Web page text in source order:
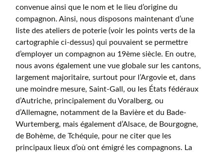
convenue ainsi que le nom et le lieu d’origine du
compagnon. Ainsi, nous disposons maintenant d’une
liste des ateliers de poterie (voir les points verts de la
cartographie ci-dessus) qui pouvaient se permettre
d’employer un compagnon au 19ème siècle. En outre,
nous avons également une vue globale sur les cantons,
largement majoritaire, surtout pour l’Argovie et, dans
une moindre mesure, Saint-Gall, ou les États fédéraux
d’Autriche, principalement du Voralberg, ou
d’Allemagne, notamment de la Bavière et du Bade-
Wurtemberg, mais également d’Alsace, de Bourgogne,
de Bohème, de Tchéquie, pour ne citer que les
principaux lieux d’où ont émigré les compagnons. La